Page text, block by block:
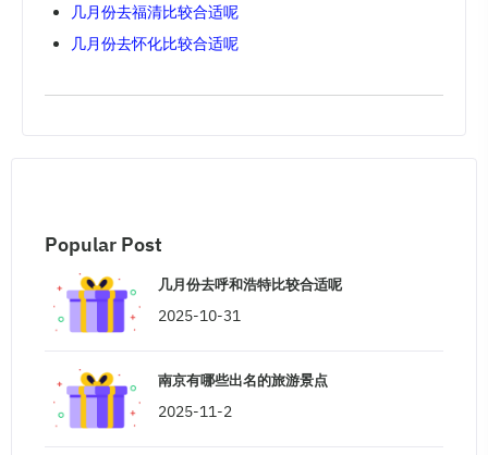
几月份去福清比较合适呢
几月份去怀化比较合适呢
Popular Post
几月份去呼和浩特比较合适呢
2025-10-31
南京有哪些出名的旅游景点
2025-11-2